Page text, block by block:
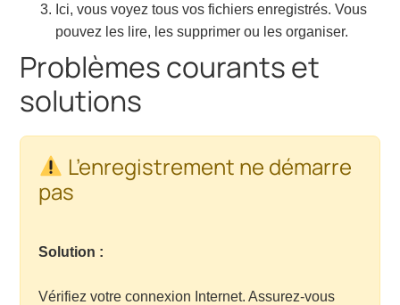
Ici, vous voyez tous vos fichiers enregistrés. Vous
pouvez les lire, les supprimer ou les organiser.
Problèmes courants et
solutions
L’enregistrement ne démarre
pas
Solution :
Vérifiez votre connexion Internet. Assurez-vous